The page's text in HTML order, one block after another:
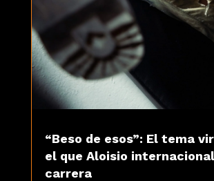
“Beso de esos”: El tema
el que Aloisio
carrera